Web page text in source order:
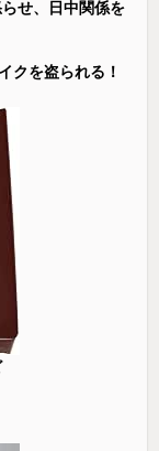
せ、日中関係を
クを盗られる！